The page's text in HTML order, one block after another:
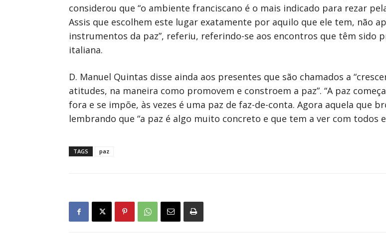
considerou que “o ambiente franciscano é o mais indicado para rezar
Assis que escolhem este lugar exatamente por aquilo que ele tem, não
instrumentos da paz”, referiu, referindo-se aos encontros que têm sido
italiana.
D. Manuel Quintas disse ainda aos presentes que são chamados a
atitudes, na maneira como promovem e constroem a paz”. “A paz
fora e se impõe, às vezes é uma paz de faz-de-conta. Agora aquela que
lembrando que “a paz é algo muito concreto e que tem a ver com todos
TAGS paz